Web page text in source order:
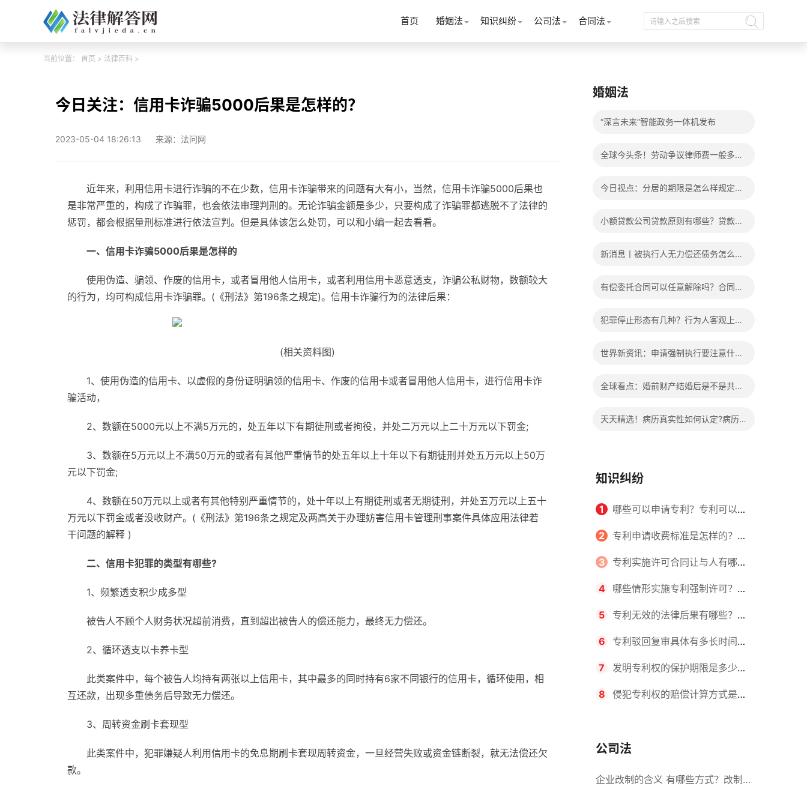
首页 婚姻法 知识纠纷 公司法 合同法
当前位置： 首页 > 法律百科 >
今日关注：信用卡诈骗5000后果是怎样的？
2023-05-04 18:26:13 来源：法问网
近年来，利用信用卡进行诈骗的不在少数，信用卡诈骗带来的问题有大有小，当然，信用卡诈骗5000后果也
是非常严重的，构成了诈骗罪，也会依法审理判刑的。无论诈骗金额是多少，只要构成了诈骗罪都逃脱不了法律的
惩罚，都会根据量刑标准进行依法宣判。但是具体该怎么处罚，可以和小编一起去看看。
一、信用卡诈骗5000后果是怎样的
使用伪造、骗领、作废的信用卡，或者冒用他人信用卡，或者利用信用卡恶意透支，诈骗公私财物，数额较大
的行为，均可构成信用卡诈骗罪。(《刑法》第196条之规定)。信用卡诈骗行为的法律后果：
(相关资料图)
1、使用伪造的信用卡、以虚假的身份证明骗领的信用卡、作废的信用卡或者冒用他人信用卡，进行信用卡诈
骗活动，
2、数额在5000元以上不满5万元的，处五年以下有期徒刑或者拘役，并处二万元以上二十万元以下罚金;
3、数额在5万元以上不满50万元的或者有其他严重情节的处五年以上十年以下有期徒刑并处五万元以上50万
元以下罚金;
4、数额在50万元以上或者有其他特别严重情节的，处十年以上有期徒刑或者无期徒刑，并处五万元以上五十
万元以下罚金或者没收财产。(《刑法》第196条之规定及两高关于办理妨害信用卡管理刑事案件具体应用法律若
干问题的解释 )
二、信用卡犯罪的类型有哪些?
1、频繁透支积少成多型
被告人不顾个人财务状况超前消费，直到超出被告人的偿还能力，最终无力偿还。
2、循环透支以卡养卡型
此类案件中，每个被告人均持有两张以上信用卡，其中最多的同时持有6家不同银行的信用卡，循环使用，相
互还款，出现多重债务后导致无力偿还。
3、周转资金刷卡套现型
此类案件中，犯罪嫌疑人利用信用卡的免息期刷卡套现周转资金，一旦经营失败或资金链断裂，就无法偿还欠
款。
婚姻法
“深言未来”智能政务一体机发布
全球今头条！劳动争议律师费一般多少
今日视点：分居的期限是怎么样规定
小额贷款公司贷款原则有哪些？贷款不
新消息丨被执行人无力偿还债务怎么
有偿委托合同可以任意解除吗？合同无
犯罪停止形态有几种？行为人客观上实
世界新资讯：申请强制执行要注意什么
全球看点：婚前财产结婚后是不是共同
天天精选！病历真实性如何认定?病历
知识纠纷
1 哪些可以申请专利？专利可以同
时多个人一起申请吗？
2 专利申请收费标准是怎样的？申
请不同类型的专利所需要的钱不同
3 专利实施许可合同让与人有哪些
主要义务？专利实施许可合同与专利
许可合同有什么区别？
4 哪些情形实施专利强制许可？专
利强制许可的前提条件是什么？
5 专利无效的法律后果有哪些？专
利的无效情形有哪些？
6 专利驳回复审具体有多长时间？
哪些情况下专利申请可能被驳回？
7 发明专利权的保护期限是多少
年？非专利发明人是否有专利申请
8 侵犯专利权的赔偿计算方式是什
间？
公司法
企业改制的含义 有哪些方式？改制